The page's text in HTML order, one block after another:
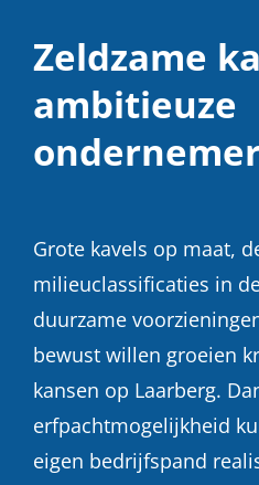
Zeldzame
ambitieuze
Grote kavels op maat,
milieuclassificaties in
duurzame
bewust willen groeien
kansen op Laarberg.
erfpachtmogelijkheid
eigen bedrijfspand